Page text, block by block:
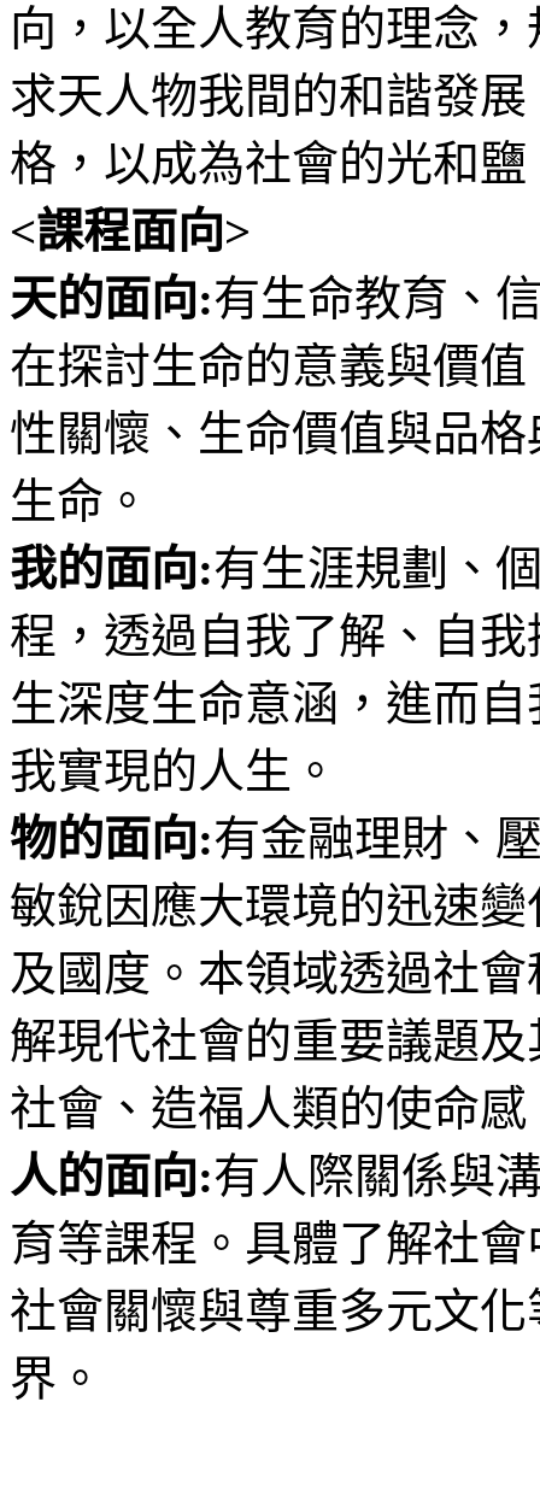
向，以全人教育的理念
求天人物我間的和諧發
格，以成為社會的光和
<課程面向>
天的面向:有生命教育、
在探討生命的意義與價
性關懷、生命價值與品
生命。
我的面向:有生涯規劃、
程，透過自我了解、自
生深度生命意涵，進而
我實現的人生。
物的面向:有金融理財、
敏銳因應大環境的迅速
及國度。本領域透過社
解現代社會的重要議題
社會、造福人類的使命感
人的面向:有人際關係與
育等課程。具體了解社
社會關懷與尊重多元文
界。